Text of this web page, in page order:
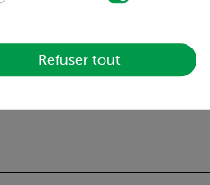
Refuser tout